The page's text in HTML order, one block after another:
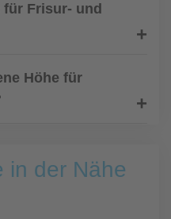
Frisur- und
Höhe für
in der Nähe